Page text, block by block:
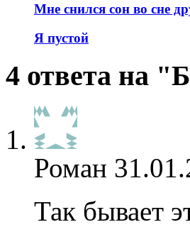
Мне снился сон во сне
Я пустой
4 ответа на
Роман
Так бывает